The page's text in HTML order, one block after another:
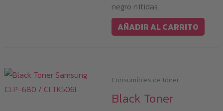
negro nítidas.
AÑADIR AL CARRITO
Consumibles de tóner
Black Toner